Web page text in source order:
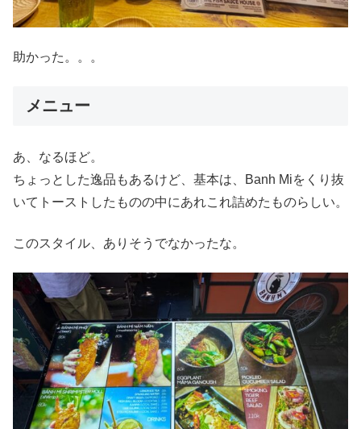
助かった。。。
メニュー
あ、なるほど。
ちょっとした逸品もあるけど、基本は、Banh Miをくり抜
いてトーストしたものの中にあれこれ詰めたものらしい。
このスタイル、ありそうでなかったな。